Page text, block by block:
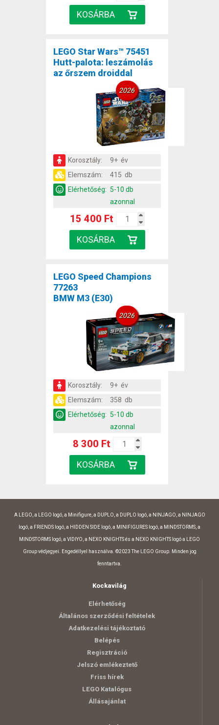
LEGO Star Wars™ 75451
Hutt-palota: leszámolás
az őrszem droiddal
2026
Korosztály:
9+ év
Elemszám:
415 db
Elérhetőség: 5-10 db
azonnal
15 400 Ft
LEGO Speed Champions
77263
BMW M3 (E30)
2026
Korosztály:
9+ év
Elemszám:
358 db
Elérhetőség: 5-10 db
azonnal
8 300 Ft
A LEGO, a LEGO logó, a Minifigure, a DUPLO, a DUPLO logó, a NINJAGO, a NINJAGO
logó, a FRIENDS logó, a HIDDEN SIDE logó, a MINIFIGURES logó, a MINDSTORMS, a
MINDSTORMS logó, a VIDIYO, a NEXO KNIGHTS és a NEXO KNIGHTS logó a LEGO
Group védjegyei. Engedéllyel használva. ©2023 The LEGO Group. Minden jog
fenntartva.
Kockavilág
Elérhetőség
Általános szerződési feltételek
Adatkezelési tájékoztató
Belépés
Regisztráció
Jelszó emlékeztető
Friss hírek
LEGO Katalógus
Állásajánlat